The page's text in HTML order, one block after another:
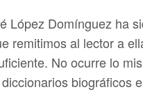
López Domínguez ha
remitimos al lector a
No ocurre lo
biográficos